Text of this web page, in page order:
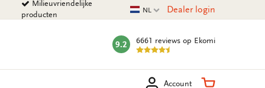
Milieuvriendelijke
producten
Huidige taal
NL Dealer login
mark:
9.2 6661 reviews op Ekomi
Account Winkelmand